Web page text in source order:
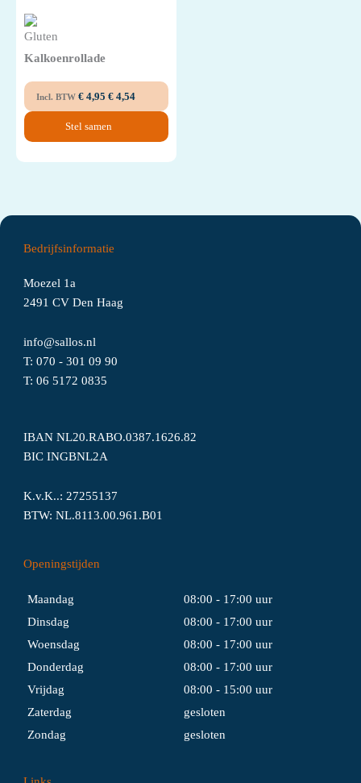
Kalkoenrollade
Incl. BTW € 4,95 € 4,54
Stel samen
Bedrijfsinformatie
Moezel 1a
2491 CV Den Haag
info@sallos.nl
T:070 - 301 09 90
T:0651720835
IBAN NL20.RABO.0387.1626.82
BIC INGBNL2A
K.v.K..: 27255137
BTW: NL.8113.00.961.B01
Openingstijden
Maandag
08:00 - 17:00 uur
Dinsdag
08:00 - 17:00 uur
Woensdag
08:00 - 17:00 uur
Donderdag
08:00 - 17:00 uur
Vrijdag
08:00 - 15:00 uur
Zaterdag
gesloten
Zondag
gesloten